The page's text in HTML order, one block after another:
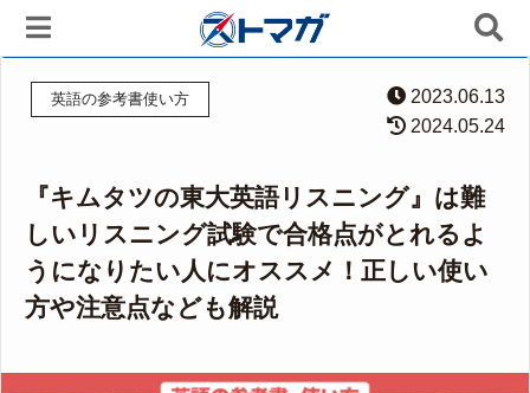
英語の参考書使い方
2023.06.13
2024.05.24
『キムタツの東大英語リスニング』は難
しいリスニング試験で合格点がとれるよ
うになりたい人にオススメ！正しい使い
方や注意点なども解説